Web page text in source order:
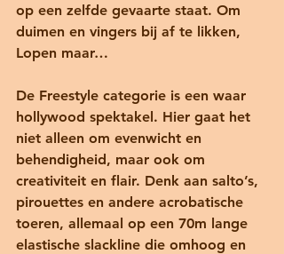
op een zelfde gevaarte staat. Om
duimen en vingers bij af te likken,
Lopen maar…
De Freestyle categorie is een waar
hollywood spektakel. Hier gaat het
niet alleen om evenwicht en
behendigheid, maar ook om
creativiteit en flair. Denk aan salto’s,
pirouettes en andere acrobatische
toeren, allemaal op een 70m lange
elastische slackline die omhoog en